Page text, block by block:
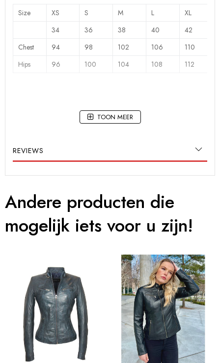
Size XS S M L XL
34
36 38 40 42
Chest
94 98 102 106 110
Hips
96 100 104 108 112
TOON MEER
REVIEWS
Andere producten die
mogelijk iets voor u zijn!